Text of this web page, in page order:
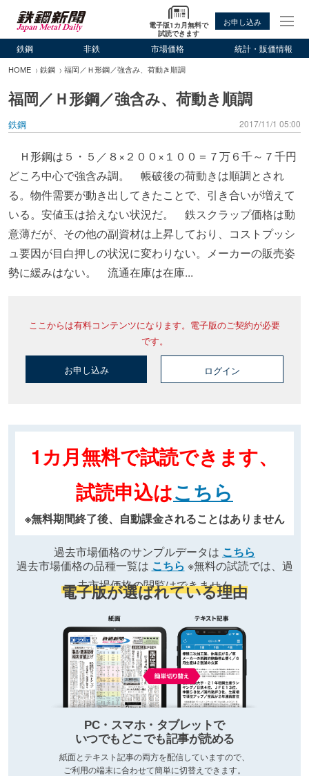
電子版1カ月無料で
試読できます
お申し込み
鉄鋼 非鉄 市場価格 統計・販価情報
HOME 鉄鋼 福岡／Ｈ形鋼／強含み、荷動き順調
福岡／Ｈ形鋼／強含み、荷動き順調
鉄鋼 2017/11/1 05:00
Ｈ形鋼は５・５／８×２００×１００＝７万６千～７千円
どころ中心で強含み調。 帳破後の荷動きは順調とされ
る。物件需要が動き出してきたことで、引き合いが増えて
いる。安値玉は拾えない状況だ。 鉄スクラップ価格は動
意薄だが、その他の副資材は上昇しており、コストプッシ
ュ要因が目白押しの状況に変わりない。メーカーの販売姿
勢に緩みはない。 流通在庫は在庫...
ここからは有料コンテンツになります。電子版のご契約が必要
です。
お申し込み ログイン
1カ月無料で試読できます、
試読申込はこちら
※無料期間終了後、自動課金されることはありません
過去市場価格のサンプルデータは こちら
過去市場価格の品種一覧は こちら ※無料の試読では、過
去市場価格の閲覧はできません
電子版が選ばれている理由
PC・スマホ・タブレットで
いつでもどこでも記事が読める
紙面とテキスト記事の両方を配信していますので、
ご利用の端末に合わせて簡単に切替えできます。